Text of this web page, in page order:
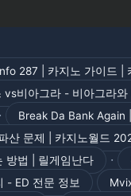
287 | 카지노 가이드 |
vs비아그라 - 비아그라와
Break Da Bank Again
산 문제 | 카지노월드
방법 | 릴게임난다
·
- ED 전문 정보